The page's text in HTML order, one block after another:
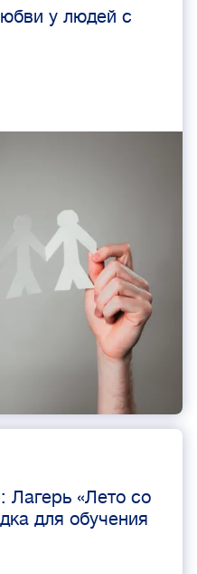
у людей с
Лагерь «Лето со
для обучения